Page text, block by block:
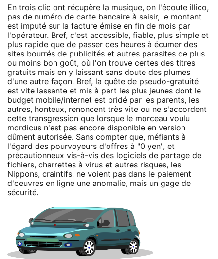
En trois clic ont récupère la musique, on l'écoute illico,
pas de numéro de carte bancaire à saisir, le montant
est imputé sur la facture émise en fin de mois par
l'opérateur. Bref, c'est accessible, fiable, plus simple et
plus rapide que de passer des heures à écumer des
sites bourrés de publicités et autres parasites de plus
ou moins bon goût, où l'on trouve certes des titres
gratuits mais en y laissant sans doute des plumes
d'une autre façon. Bref, la quête de pseudo-gratuité
est vite lassante et mis à part les plus jeunes dont le
budget mobile/internet est bridé par les parents, les
autres, honteux, renoncent très vite ou ne s'accordent
cette transgression que lorsque le morceau voulu
mordicus n'est pas encore disponible en version
dûment autorisée. Sans compter que, méfiants à
l'égard des pourvoyeurs d'offres à "0 yen", et
précautionneux vis-à-vis des logiciels de partage de
fichiers, charrettes à virus et autres risques, les
Nippons, craintifs, ne voient pas dans le paiement
d'oeuvres en ligne une anomalie, mais un gage de
sécurité.